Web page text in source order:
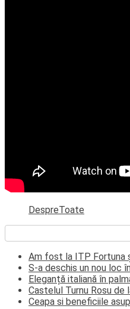
DespreToate
Am fost la ITP Fortuna
S-a deschis un nou loc
Eleganță italiană în
Castelul Turnu Rosu de
Ceapa si beneficiile